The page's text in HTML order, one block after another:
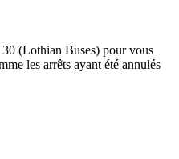
(Lothian Buses) pour vous
les arrêts ayant été annulés